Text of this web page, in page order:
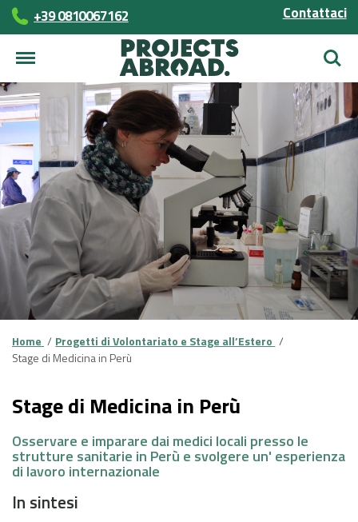
+39 0810067162 Contattaci
Cerca
Home
Progetti di Volontariato e Stage all’Estero
Stage di Medicina in Perù
Stage di Medicina in Perù
Osservare e imparare dai medici locali presso le
strutture sanitarie in Perù e svolgere un' esperienza
di lavoro internazionale
In sintesi